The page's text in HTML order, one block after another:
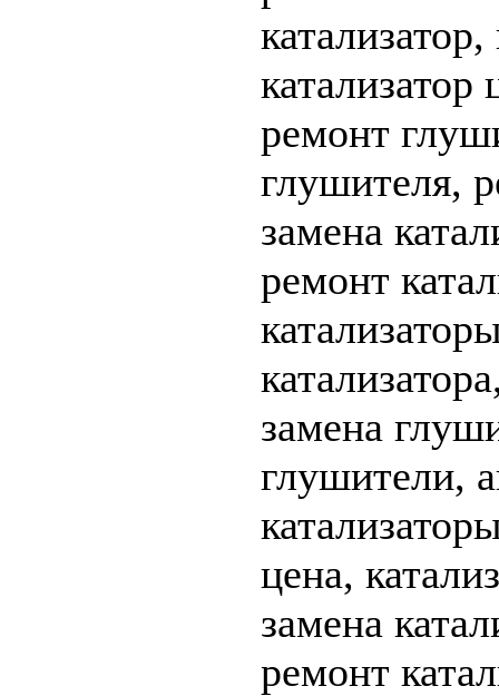
катализатор
ремонт
глушителя,
замена
ремонт
замена
глушители,
цена,
замена
ремонт